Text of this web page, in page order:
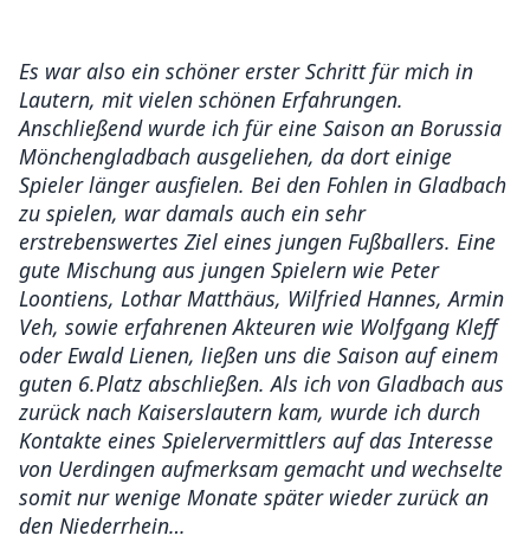
Es war also ein schöner erster Schritt für mich in
Lautern, mit vielen schönen Erfahrungen.
Anschließend wurde ich für eine Saison an Borussia
Mönchengladbach ausgeliehen, da dort einige
Spieler länger ausfielen. Bei den Fohlen in Gladbach
zu spielen, war damals auch ein sehr
erstrebenswertes Ziel eines jungen Fußballers. Eine
gute Mischung aus jungen Spielern wie Peter
Loontiens, Lothar Matthäus, Wilfried Hannes, Armin
Veh, sowie erfahrenen Akteuren wie Wolfgang Kleff
oder Ewald Lienen, ließen uns die Saison auf einem
guten 6.Platz abschließen. Als ich von Gladbach aus
zurück nach Kaiserslautern kam, wurde ich durch
Kontakte eines Spielervermittlers auf das Interesse
von Uerdingen aufmerksam gemacht und wechselte
somit nur wenige Monate später wieder zurück an
den Niederrhein…